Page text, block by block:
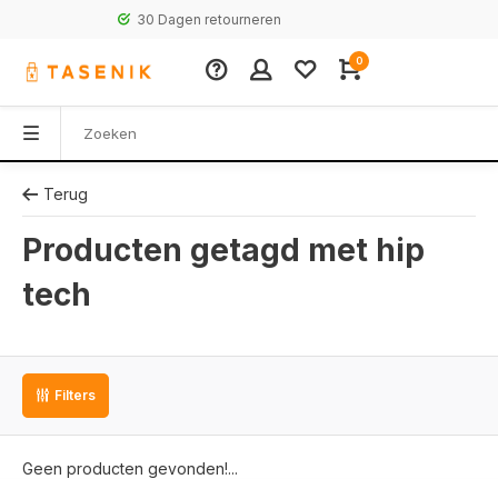
30 Dagen retourneren
0
Terug
Producten getagd met hip
tech
Filters
Geen producten gevonden!...